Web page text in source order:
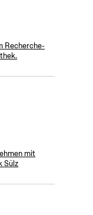
Recherche-
mit
Sülz